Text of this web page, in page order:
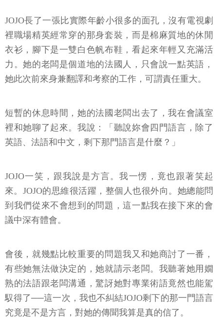
JOJO長了一張比實際年齡小很多的面孔，沒有電視劇
裡職場精英經常穿的那身套裝，而是棉麻質地的休閒
衣衫，腳下是一雙白色帆布鞋，看起來年輕又充滿活
力。她的老闆是個道地的法國人，只會說一點英語，
她此次前來身兼翻譯和考察的工作，可謂責任重大。
短暫的休息時間，她的法國老闆出去了，我在會議室
裡和她聊了起來。我說：「聽說妳會四門語言，除了
英語、法語和中文，剩下那門語言是什麼？」
JOJO一笑，跟我說是方言。我一愣，竟也跟著笑起
來。JOJO的思維很活躍，整個人也很外向。她總能問
到我們從來不會想到的問題，這一點我在接下來的會
議中深有體會。
會後，就幾點比較重要的問題我又和她商討了一番，
有些她無法做決定的，她就請示老闆。我聽著她用嫺
熟的法語跟老闆溝通，驚訝她對專業術語竟然也能駕
馭得了──這一次，我也不糾結JOJO剩下的那一門語言
究竟是不是方言，對她的傳聞我算是真的信了。